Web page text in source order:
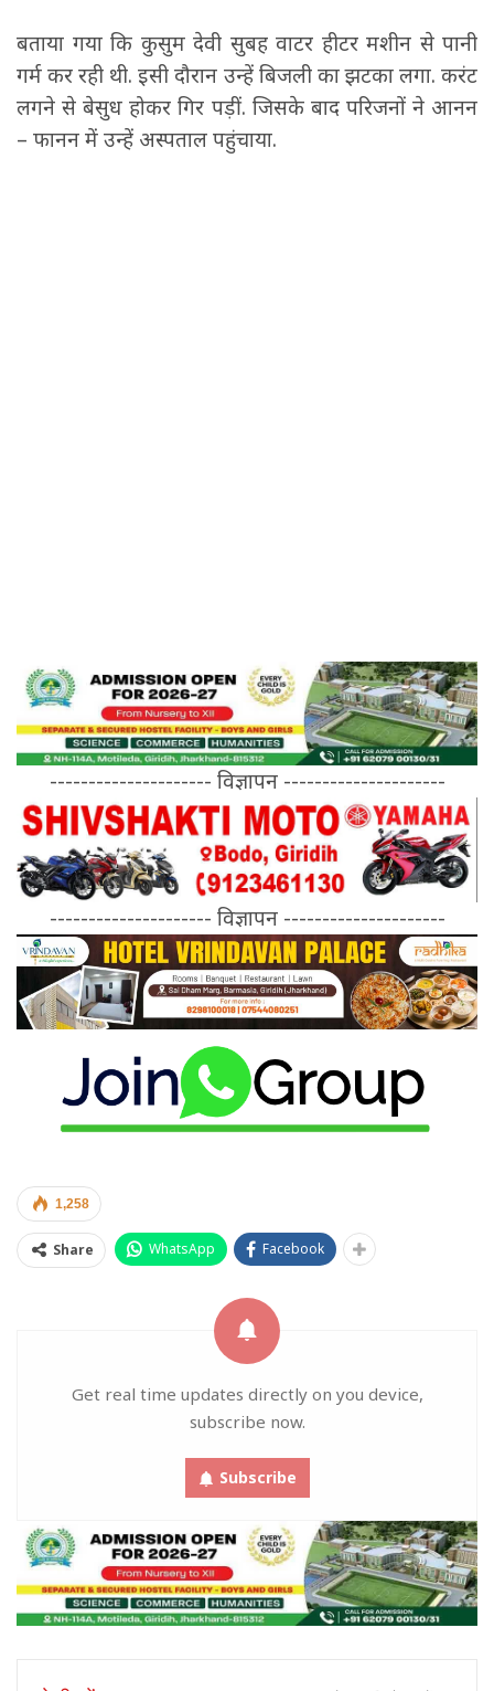
बताया गया कि कुसुम देवी सुबह वाटर हीटर मशीन से पानी
गर्म कर रही थी. इसी दौरान उन्हें बिजली का झटका लगा. करंट
लगने से बेसुध होकर गिर पड़ीं. जिसके बाद परिजनों ने आनन
– फानन में उन्हें अस्पताल पहुंचाया.
--------------------- विज्ञापन ---------------------
--------------------- विज्ञापन ---------------------
1,258
Share WhatsApp Facebook
Get real time updates directly on you device,
subscribe now.
Subscribe